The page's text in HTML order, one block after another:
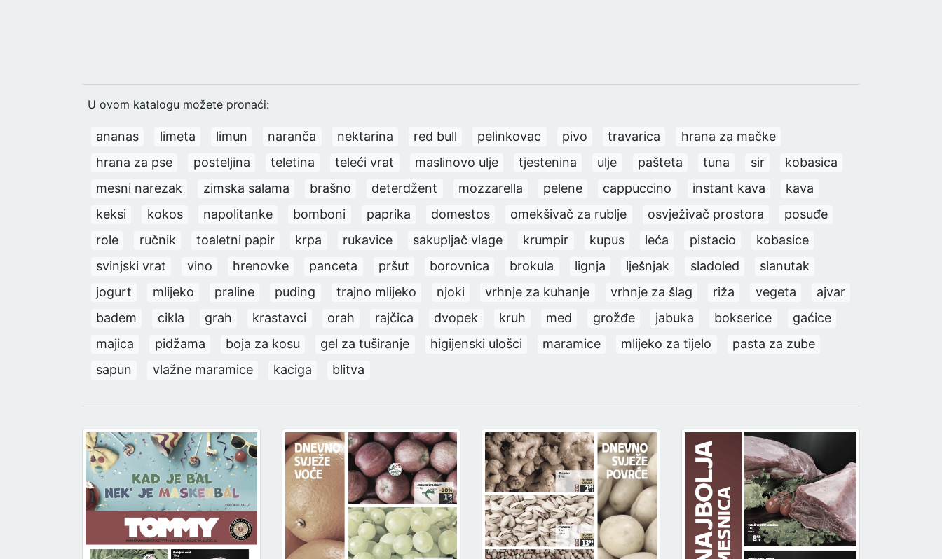
U ovom katalogu možete pronaći:
ananas limeta limun naranča nektarina red bull pelinkovac pivo travarica
hrana za mačke
hrana za pse
posteljina teletina teleći vrat maslinovo ulje tjestenina ulje pašteta tuna sir
kobasica
mesni narezak
zimska salama brašno deterdžent mozzarella pelene cappuccino instant kava
kava
keksi
kokos napolitanke bomboni paprika domestos omekšivač za rublje osvježivač prostora
posuđe
role
ručnik toaletni papir krpa rukavice sakupljač vlage krumpir kupus leća pistacio
kobasice
svinjski vrat
vino hrenovke panceta pršut borovnica brokula lignja lješnjak sladoled
slanutak
jogurt
mlijeko praline puding trajno mlijeko njoki vrhnje za kuhanje vrhnje za šlag riža vegeta
ajvar
badem
cikla grah krastavci orah rajčica dvopek kruh med grožđe jabuka bokserice
gaćice
majica
pidžama boja za kosu gel za tuširanje higijenski ulošci maramice mlijeko za tijelo
pasta za zube
sapun
vlažne maramice kaciga blitva